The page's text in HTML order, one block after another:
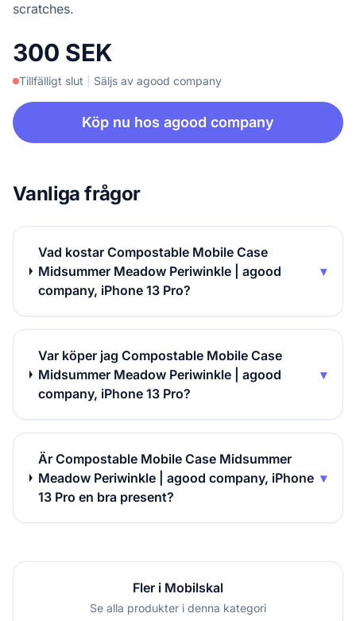
scratches.
300 SEK
Tillfälligt slut Säljs av agood company
Köp nu hos agood company
Vanliga frågor
Vad kostar Compostable Mobile Case
Midsummer Meadow Periwinkle | agood
company, iPhone 13 Pro?
▾
Var köper jag Compostable Mobile Case
Midsummer Meadow Periwinkle | agood
company, iPhone 13 Pro?
▾
Är Compostable Mobile Case Midsummer
Meadow Periwinkle | agood company, iPhone
13 Pro en bra present?
▾
Fler i Mobilskal
Se alla produkter i denna kategori